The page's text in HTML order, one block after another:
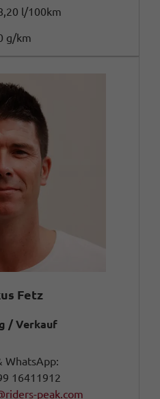
l/100km
g/km
Fetz
/ Verkauf
WhatsApp:
16411912
peak.com